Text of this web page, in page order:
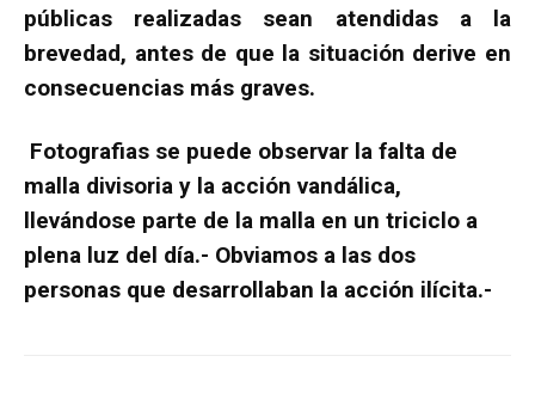
públicas realizadas sean atendidas a la
brevedad, antes de que la situación derive en
consecuencias más graves.
Fotografias se puede observar la falta de
malla divisoria y la acción vandálica,
llevándose parte de la malla en un triciclo a
plena luz del día.- Obviamos a las dos
personas que desarrollaban la acción ilícita.-